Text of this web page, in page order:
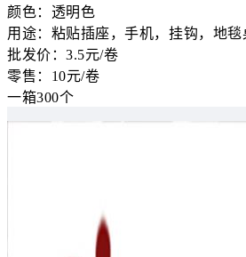
颜色：透明色
用途：粘贴插座，手机，挂钩，地毯
批发价：3.5元/卷
零售：10元/卷
一箱300个